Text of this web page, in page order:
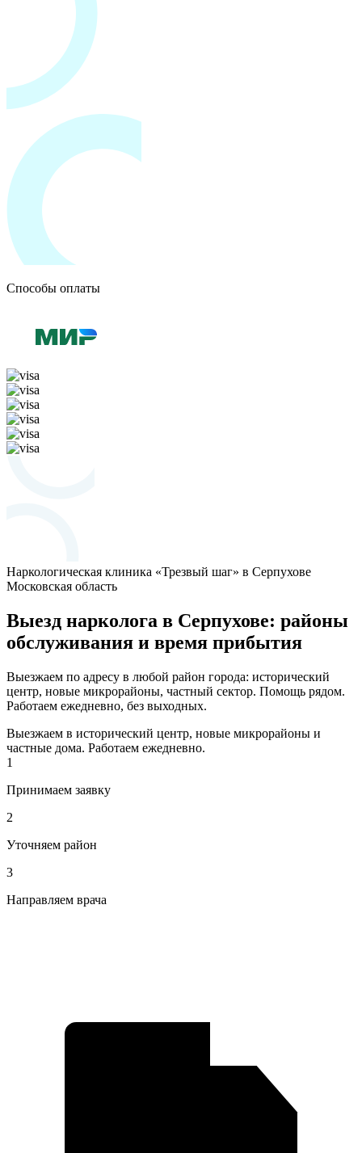
Способы оплаты
Наркологическая клиника «Трезвый шаг» в Серпухове
Московская область
Выезд нарколога в Серпухове: районы
обслуживания и время прибытия
Выезжаем по адресу в любой район города: исторический
центр, новые микрорайоны, частный сектор. Помощь рядом.
Работаем ежедневно, без выходных.
Выезжаем в исторический центр, новые микрорайоны и
частные дома. Работаем ежедневно.
1
Принимаем заявку
2
Уточняем район
3
Направляем врача